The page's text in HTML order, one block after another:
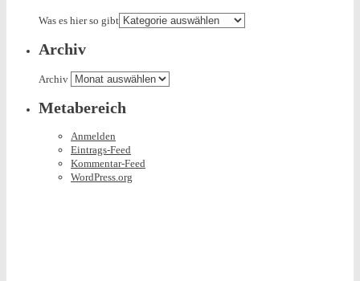
Was es hier so gibt
Archiv
Archiv
Metabereich
Anmelden
Eintrags-Feed
Kommentar-Feed
WordPress.org